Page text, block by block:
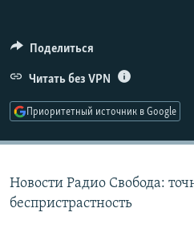
ПОДПИШИТЕСЬ НА
СОЦИАЛЬНЫЕ СЕТИ
Поделиться
Читать без VPN
Приоритетный источник в Google
Новости Радио Свобода:
беспристрастность